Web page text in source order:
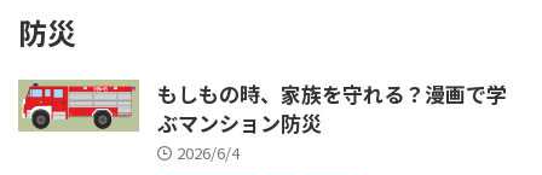
防災
もしもの時、家族を守れる？漫画で学
ぶマンション防災
2026/6/4